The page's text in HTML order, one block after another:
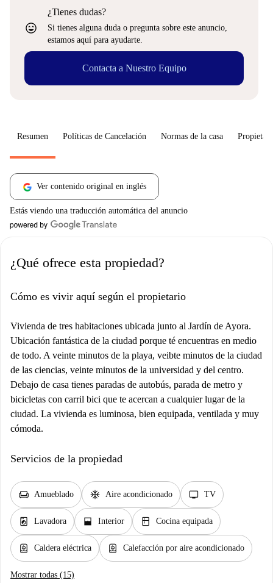
sentiment_very_satisfied
¿Tienes dudas?
Si tienes alguna duda o pregunta sobre este anuncio,
estamos aquí para ayudarte.
Contacta a Nuestro Equipo
Resumen Políticas de Cancelación Normas de la casa
Ver contenido original en inglés
Estás viendo una traducción automática del anuncio
¿Qué ofrece esta propiedad?
Cómo es vivir aquí según el propietario
Vivienda de tres habitaciones ubicada junto al Jardín de Ayora.
Ubicación fantástica de la ciudad porque té encuentras en medio
de todo. A veinte minutos de la playa, veibte minutos de la ciudad
de las ciencias, veinte minutos de la universidad y del centro.
Debajo de casa tienes paradas de autobús, parada de metro y
bicicletas con carril bici que te acercan a cualquier lugar de la
ciudad. La vivienda es luminosa, bien equipada, ventilada y muy
cómoda.
Servicios de la propiedad
chair Amueblado ac_unit Aire acondicionado tv TV
local_laundry_service Lavadora window_open Interior kitchen Cocina equipada
water_heater Caldera eléctrica water_heater Calefacción por aire acondicionado
Mostrar todas (15)